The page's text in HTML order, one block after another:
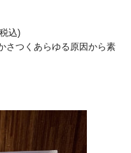
込)
さつくあらゆる原因から素